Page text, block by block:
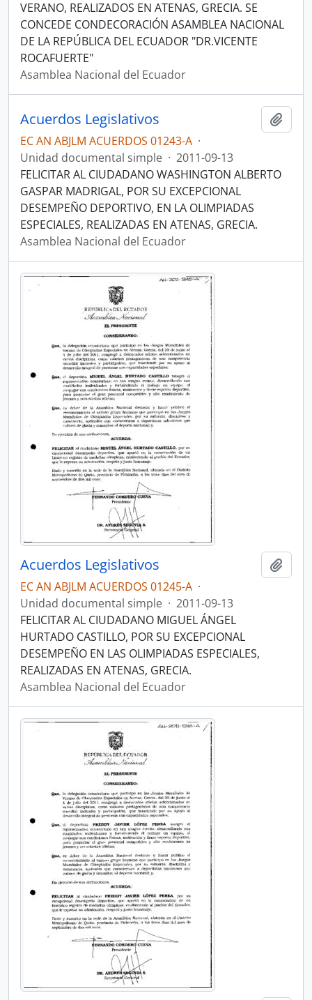
VERANO, REALIZADOS EN ATENAS, GRECIA. SE
CONCEDE CONDECORACIÓN ASAMBLEA NACIONAL
DE LA REPÚBLICA DEL ECUADOR "DR.VICENTE
ROCAFUERTE"
Asamblea Nacional del Ecuador
Acuerdos Legislativos
EC AN ABJLM ACUERDOS 01243-A ·
Unidad documental simple · 2011-09-13
FELICITAR AL CIUDADANO WASHINGTON ALBERTO
GASPAR MADRIGAL, POR SU EXCEPCIONAL
DESEMPEÑO DEPORTIVO, EN LA OLIMPIADAS
ESPECIALES, REALIZADAS EN ATENAS, GRECIA.
Asamblea Nacional del Ecuador
Acuerdos Legislativos
EC AN ABJLM ACUERDOS 01245-A ·
Unidad documental simple · 2011-09-13
FELICITAR AL CIUDADANO MIGUEL ÁNGEL
HURTADO CASTILLO, POR SU EXCEPCIONAL
DESEMPEÑO EN LAS OLIMPIADAS ESPECIALES,
REALIZADAS EN ATENAS, GRECIA.
Asamblea Nacional del Ecuador